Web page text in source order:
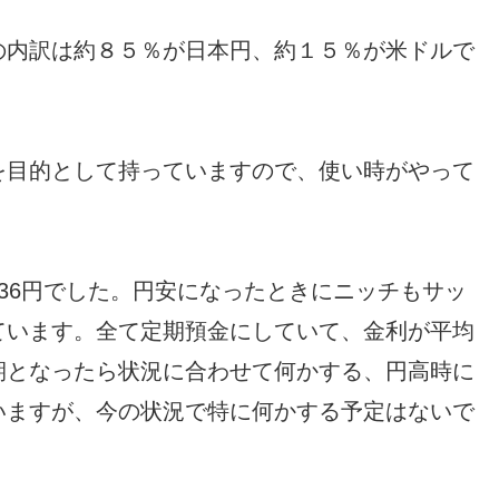
訳は約８５％が日本円、約１５％が米ドルで
的として持っていますので、使い時がやって
円でした。円安になったときにニッチもサッ
ます。全て定期預金にしていて、金利が平均
なったら状況に合わせて何かする、円高時に
すが、今の状況で特に何かする予定はないで